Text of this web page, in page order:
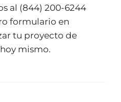
al (844) 200-6244
formulario en
tu proyecto de
mismo.